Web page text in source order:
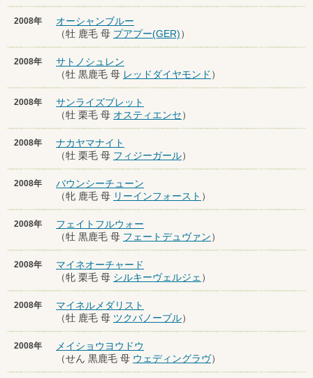
2008年
オーシャンブルー
（牡 鹿毛 母 プアプー(GER)）
2008年
サトノシュレン
（牡 黒鹿毛 母 レッドダイヤモンド ）
2008年
サンライズブレット
（牡 栗毛 母 オスティエンセ）
2008年
ナカヤマナイト
（牡 栗毛 母 フィジーガール）
2008年
バウンシーチューン
（牝 鹿毛 母 リーインフォースト ）
2008年
フェイトフルウォー
（牡 黒鹿毛 母 フェートデュヴァン）
2008年
マイネオーチャード
（牝 栗毛 母 シルキーヴェルジェ ）
2008年
マイネルメダリスト
（牡 鹿毛 母 ツクバノーブル）
2008年
メイショウヨウドウ
（せん 黒鹿毛 母 ウェディングラヴ）